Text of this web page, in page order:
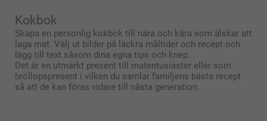
Kokbok
Skapa en personlig kokbok till nära och kära som älskar att
laga mat. Välj ut bilder på läckra måltider och recept och
lägg till text såsom dina egna tips och knep.
Det är en utmärkt present till matentusiaster eller som
bröllopspresent i vilken du samlar familjens bästa recept
så att de kan föras vidare till nästa generation.